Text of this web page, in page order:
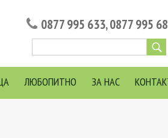
0877 995 633,0877 995
ЛЮБОПИТНО ЗА НАС